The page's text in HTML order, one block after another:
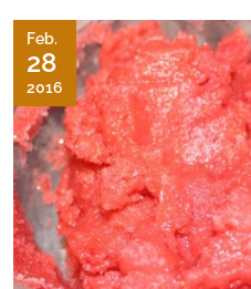
Feb.
28
2016